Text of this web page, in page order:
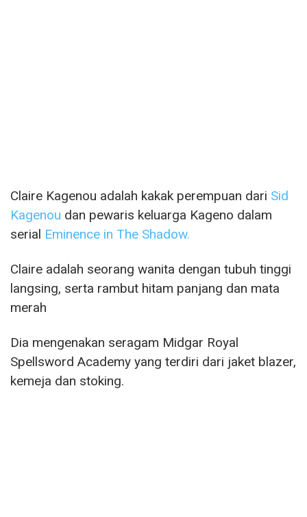
Claire Kagenou adalah kakak perempuan dari Sid
Kagenou dan pewaris keluarga Kageno dalam
serial Eminence in The Shadow.
Claire adalah seorang wanita dengan tubuh tinggi
langsing, serta rambut hitam panjang dan mata
merah
Dia mengenakan seragam Midgar Royal
Spellsword Academy yang terdiri dari jaket blazer,
kemeja dan stoking.